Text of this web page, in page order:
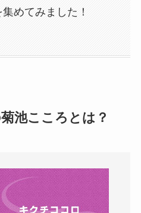
めてみました！
池こころとは？